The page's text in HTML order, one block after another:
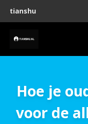
tianshu
Hoe je
voor de